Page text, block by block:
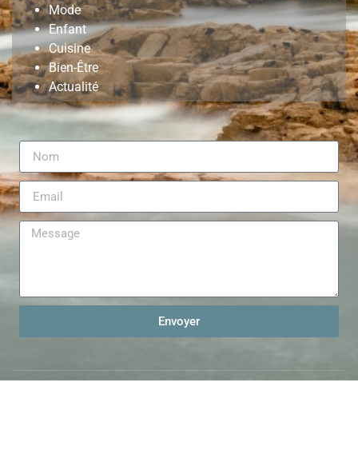
Mode
Enfant
Cuisine
Bien-Être
Actualité
Envoyer